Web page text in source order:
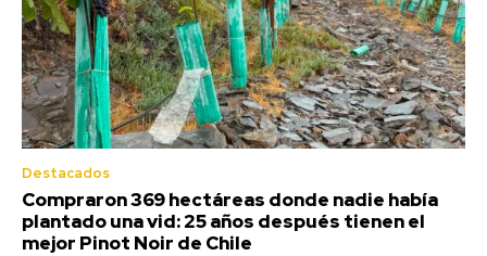
Destacados
Compraron 369 hectáreas donde nadie había
plantado una vid: 25 años después tienen el
mejor Pinot Noir de Chile